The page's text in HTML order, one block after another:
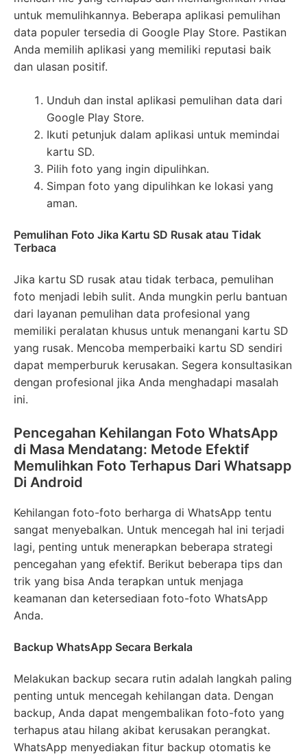
untuk memulihkannya. Beberapa aplikasi pemulihan
data populer tersedia di Google Play Store. Pastikan
Anda memilih aplikasi yang memiliki reputasi baik
dan ulasan positif.
Unduh dan instal aplikasi pemulihan data dari
Google Play Store.
Ikuti petunjuk dalam aplikasi untuk memindai
kartu SD.
Pilih foto yang ingin dipulihkan.
Simpan foto yang dipulihkan ke lokasi yang
aman.
Pemulihan Foto Jika Kartu SD Rusak atau Tidak
Terbaca
Jika kartu SD rusak atau tidak terbaca, pemulihan
foto menjadi lebih sulit. Anda mungkin perlu bantuan
dari layanan pemulihan data profesional yang
memiliki peralatan khusus untuk menangani kartu SD
yang rusak. Mencoba memperbaiki kartu SD sendiri
dapat memperburuk kerusakan. Segera konsultasikan
dengan profesional jika Anda menghadapi masalah
ini.
Pencegahan Kehilangan Foto WhatsApp
di Masa Mendatang: Metode Efektif
Memulihkan Foto Terhapus Dari Whatsapp
Di Android
Kehilangan foto-foto berharga di WhatsApp tentu
sangat menyebalkan. Untuk mencegah hal ini terjadi
lagi, penting untuk menerapkan beberapa strategi
pencegahan yang efektif. Berikut beberapa tips dan
trik yang bisa Anda terapkan untuk menjaga
keamanan dan ketersediaan foto-foto WhatsApp
Anda.
Backup WhatsApp Secara Berkala
Melakukan backup secara rutin adalah langkah paling
penting untuk mencegah kehilangan data. Dengan
backup, Anda dapat mengembalikan foto-foto yang
terhapus atau hilang akibat kerusakan perangkat.
WhatsApp menyediakan fitur backup otomatis ke